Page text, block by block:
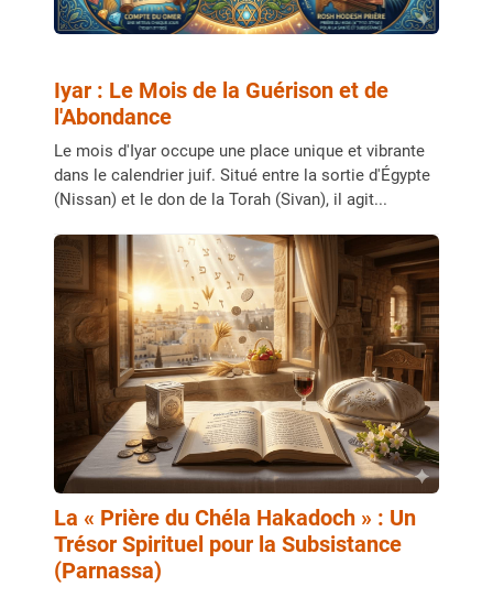
Iyar : Le Mois de la Guérison et de
l'Abondance
Le mois d'Iyar occupe une place unique et vibrante
dans le calendrier juif. Situé entre la sortie d'Égypte
(Nissan) et le don de la Torah (Sivan), il agit...
La « Prière du Chéla Hakadoch » : Un
Trésor Spirituel pour la Subsistance
(Parnassa)